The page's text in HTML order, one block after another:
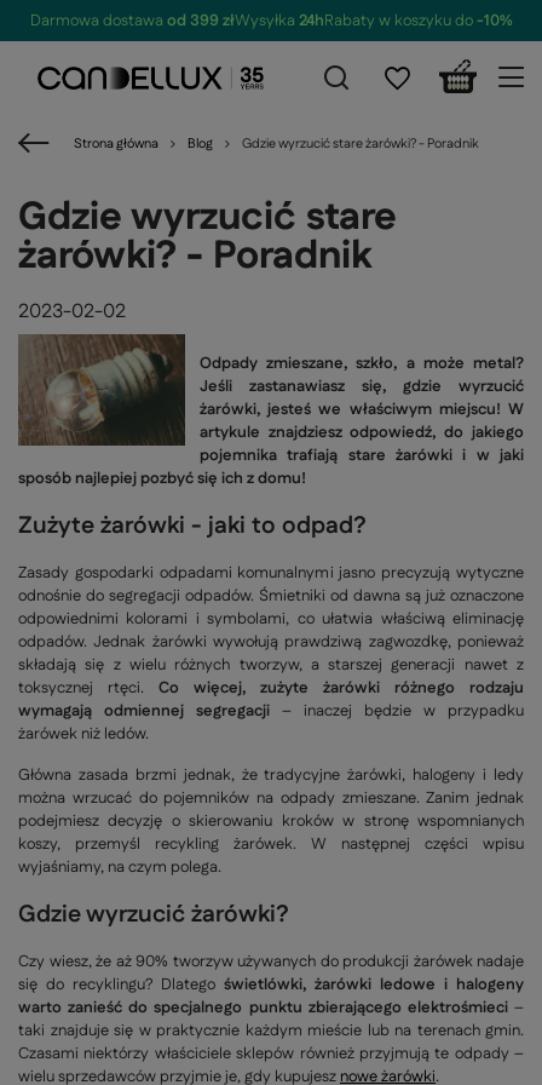
Darmowa dostawa od 399 złWysyłka 24hRabaty w koszyku do-10%
Strona główna Blog Gdzie wyrzucić stare żarówki? - Poradnik
Gdzie wyrzucić stare
żarówki? - Poradnik
2023-02-02
Odpady zmieszane, szkło, a może metal?
Jeśli zastanawiasz się, gdzie wyrzucić
żarówki, jesteś we właściwym miejscu! W
artykule znajdziesz odpowiedź, do jakiego
pojemnika trafiają stare żarówki i w jaki
sposób najlepiej pozbyć się ich z domu!
Zużyte żarówki - jaki to odpad?
Zasady gospodarki odpadami komunalnymi jasno precyzują wytyczne
odnośnie do segregacji odpadów. Śmietniki od dawna są już oznaczone
odpowiednimi kolorami i symbolami, co ułatwia właściwą eliminację
odpadów. Jednak żarówki wywołują prawdziwą zagwozdkę, ponieważ
składają się z wielu różnych tworzyw, a starszej generacji nawet z
toksycznej rtęci. Co więcej, zużyte żarówki różnego rodzaju
wymagają odmiennej segregacji – inaczej będzie w przypadku
żarówek niż ledów.
Główna zasada brzmi jednak, że tradycyjne żarówki, halogeny i ledy
można wrzucać do pojemników na odpady zmieszane. Zanim jednak
podejmiesz decyzję o skierowaniu kroków w stronę wspomnianych
koszy, przemyśl recykling żarówek. W następnej części wpisu
wyjaśniamy, na czym polega.
Gdzie wyrzucić żarówki?
Czy wiesz, że aż 90% tworzyw używanych do produkcji żarówek nadaje
się do recyklingu? Dlatego świetlówki, żarówki ledowe i halogeny
warto zanieść do specjalnego punktu zbierającego elektrośmieci–
taki znajduje się w praktycznie każdym mieście lub na terenach gmin.
Czasami niektórzy właściciele sklepów również przyjmują te odpady –
wielu sprzedawców przyjmie je, gdy kupujesz nowe żarówki.